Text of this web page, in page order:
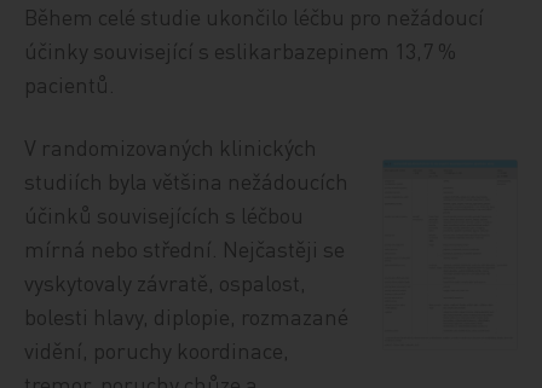
Během celé studie ukončilo léčbu pro nežádoucí
účinky související s eslikarbazepinem 13,7 %
pacientů.
V randomizovaných klinických
studiích byla většina nežádoucích
účinků souvisejících s léčbou
mírná nebo střední. Nejčastěji se
vyskytovaly závratě, ospalost,
bolesti hlavy, diplopie, rozmazané
vidění, poruchy koordinace,